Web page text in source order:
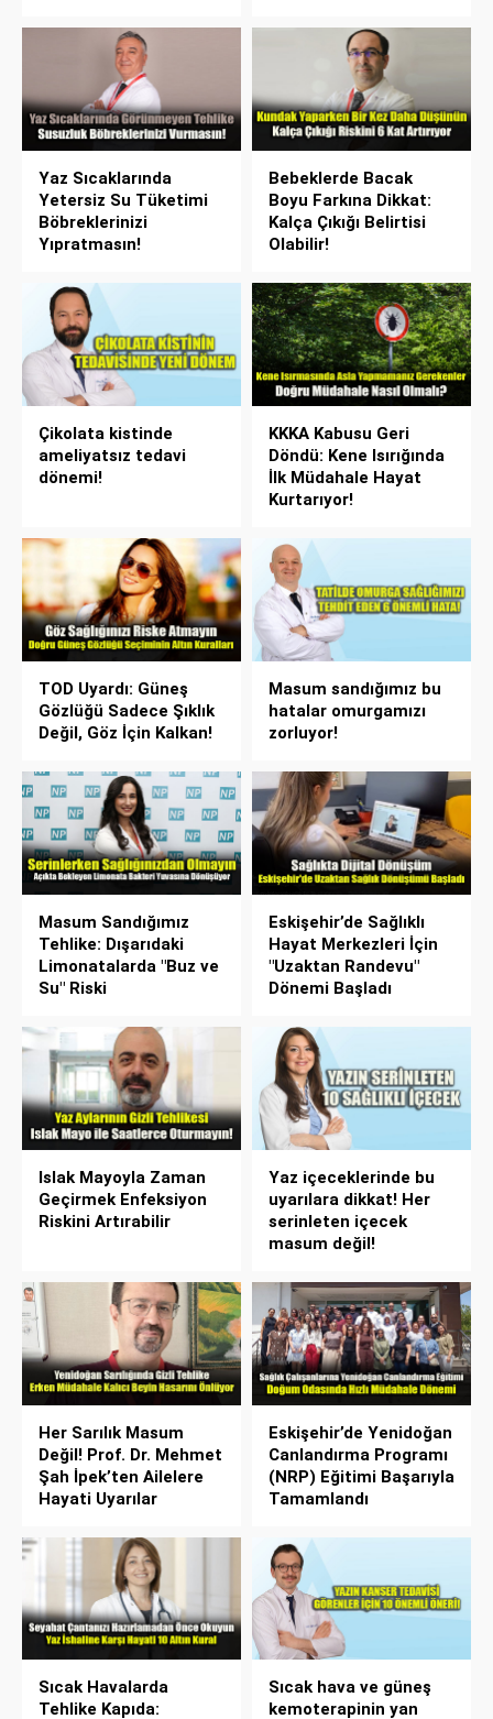
Yaz Sıcaklarında
Yetersiz Su Tüketimi
Böbreklerinizi
Yıpratmasın!
Bebeklerde Bacak
Boyu Farkına Dikkat:
Kalça Çıkığı Belirtisi
Olabilir!
Çikolata kistinde
ameliyatsız tedavi
dönemi!
KKKA Kabusu Geri
Döndü: Kene Isırığında
İlk Müdahale Hayat
Kurtarıyor!
TOD Uyardı: Güneş
Gözlüğü Sadece Şıklık
Değil, Göz İçin Kalkan!
Masum sandığımız bu
hatalar omurgamızı
zorluyor!
Masum Sandığımız
Tehlike: Dışarıdaki
Limonatalarda "Buz ve
Su" Riski
Eskişehir’de Sağlıklı
Hayat Merkezleri İçin
"Uzaktan Randevu"
Dönemi Başladı
Islak Mayoyla Zaman
Geçirmek Enfeksiyon
Riskini Artırabilir
Yaz içeceklerinde bu
uyarılara dikkat! Her
serinleten içecek
masum değil!
Her Sarılık Masum
Değil! Prof. Dr. Mehmet
Şah İpek’ten Ailelere
Hayati Uyarılar
Eskişehir’de Yenidoğan
Canlandırma Programı
(NRP) Eğitimi Başarıyla
Tamamlandı
Sıcak Havalarda
Tehlike Kapıda:
Sıcak hava ve güneş
kemoterapinin yan